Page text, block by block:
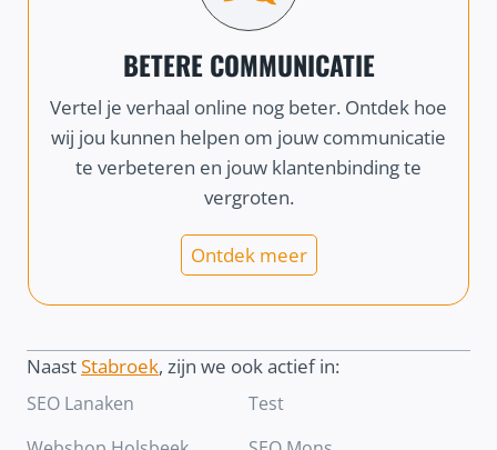
BETERE COMMUNICATIE
Vertel je verhaal online nog beter. Ontdek hoe
wij jou kunnen helpen om jouw communicatie
te verbeteren en jouw klantenbinding te
vergroten.
Ontdek meer
NaastStabroek, zijn we ook actief in:
SEO Lanaken
Test